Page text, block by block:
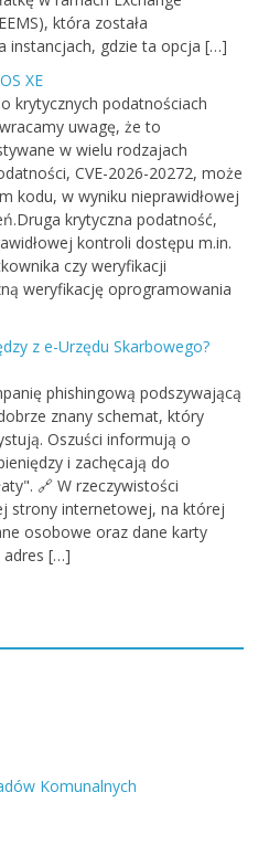
która została
instancjach, gdzie ta opcja […]
XE
krytycznych podatnościach
uwagę, że to
w wielu rodzajach
CVE-2026-20272, może
kodu, w wyniku nieprawidłowej
krytyczna podatność,
kontroli dostępu m.in.
czy weryfikacji
weryfikację oprogramowania
z e-Urzędu Skarbowego?
phishingową podszywającą
znany schemat, który
Oszuści informują o
i zachęcają do
🔗 W rzeczywistości
strony internetowej, na której
osobowe oraz dane karty
adres […]
Komunalnych